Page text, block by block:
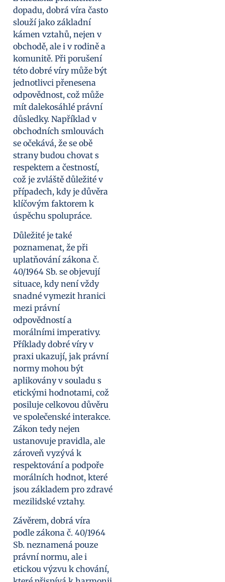
dopadu, dobrá víra často
slouží jako základní
kámen vztahů, nejen v
obchodě, ale i v rodině a
komunitě. Při porušení
této dobré víry může být
jednotlivci přenesena
odpovědnost, což může
mít dalekosáhlé právní
důsledky. Například v
obchodních smlouvách
se očekává, že se obě
strany budou chovat s
respektem a čestností,
což je zvláště důležité v
případech, kdy je důvěra
klíčovým faktorem k
úspěchu spolupráce.
Důležité je také
poznamenat, že při
uplatňování zákona č.
40/1964 Sb. se objevují
situace, kdy není vždy
snadné vymezit hranici
mezi právní
odpovědností a
morálními imperativy.
Příklady dobré víry v
praxi ukazují, jak právní
normy mohou být
aplikovány v souladu s
etickými hodnotami, což
posiluje celkovou důvěru
ve společenské interakce.
Zákon tedy nejen
ustanovuje pravidla, ale
zároveň vyzývá k
respektování a podpoře
morálních hodnot, které
jsou základem pro zdravé
mezilidské vztahy.
Závěrem, dobrá víra
podle zákona č. 40/1964
Sb. neznamená pouze
právní normu, ale i
etickou výzvu k chování,